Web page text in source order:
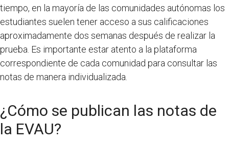
tiempo, en la mayoría de las comunidades autónomas los
estudiantes suelen tener acceso a sus calificaciones
aproximadamente dos semanas después de realizar la
prueba. Es importante estar atento a la plataforma
correspondiente de cada comunidad para consultar las
notas de manera individualizada.
¿Cómo se publican las notas de
la EVAU?